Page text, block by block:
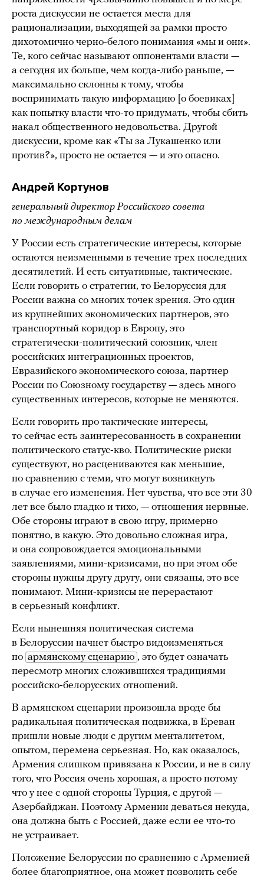
роста дискуссии не остается места для
рационализации, выходящей за рамки просто
дихотомично черно-белого понимания «мы и они».
Те, кого сейчас называют оппонентами власти —
а сегодня их больше, чем когда-либо раньше, —
максимально склонны к тому, чтобы
воспринимать такую информацию [о боевиках]
как попытку власти что-то придумать, чтобы сбить
накал общественного недовольства. Другой
дискуссии, кроме как «Ты за Лукашенко или
против?», просто не остается — и это опасно.
Андрей Кортунов
генеральный директор Российского совета
по международным делам
У России есть стратегические интересы, которые
остаются неизменными в течение трех последних
десятилетий. И есть ситуативные, тактические.
Если говорить о стратегии, то Белоруссия для
России важна со многих точек зрения. Это один
из крупнейших экономических партнеров, это
транспортный коридор в Европу, это
стратегически-политический союзник, член
российских интеграционных проектов,
Евразийского экономического союза, партнер
России по Союзному государству — здесь много
существенных интересов, которые не меняются.
Если говорить про тактические интересы,
то сейчас есть заинтересованность в сохранении
политического статус-кво. Политические риски
существуют, но расцениваются как меньшие,
по сравнению с теми, что могут возникнуть
в случае его изменения. Нет чувства, что все эти 30
лет все было гладко и тихо, — отношения нервные.
Обе стороны играют в свою игру, примерно
понятно, в какую. Это довольно сложная игра,
и она сопровождается эмоциональными
заявлениями, мини-кризисами, но при этом обе
стороны нужны другу другу, они связаны, это все
понимают. Мини-кризисы не перерастают
в серьезный конфликт.
Если нынешняя политическая система
в Белоруссии начнет быстро видоизменяться
по армянскому сценарию , это будет означать
пересмотр многих сложившихся традициями
российско-белорусских отношений.
В армянском сценарии произошла вроде бы
радикальная политическая подвижка, в Ереван
пришли новые люди с другим менталитетом,
опытом, перемена серьезная. Но, как оказалось,
Армения слишком привязана к России, и не в силу
того, что Россия очень хорошая, а просто потому
что у нее с одной стороны Турция, с другой —
Азербайджан. Поэтому Армении деваться некуда,
она должна быть с Россией, даже если ее что-то
не устраивает.
Положение Белоруссии по сравнению с Арменией
более благоприятное, она может позволить себе